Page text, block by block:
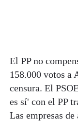
El PP no
158.000 votos a
censura. El
es sí' con el PP
Las empresas